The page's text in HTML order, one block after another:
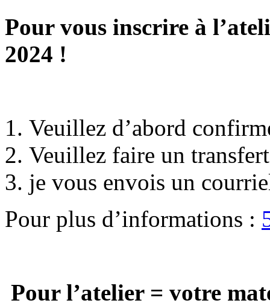
Pour vous inscrire à
2024 !
Veuillez d’abord
Veuillez faire un
je vous envois un
Pour plus d’informations :
Pour l’atelier = votre